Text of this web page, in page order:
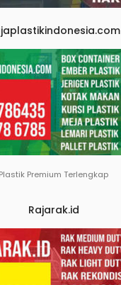
Premium Terlengkap
Rajarak.id